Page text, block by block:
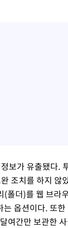
보가 유출됐다.
조치를 하지 않
폴더)를 웹 브라
옵션이다. 또
여간만 보관한